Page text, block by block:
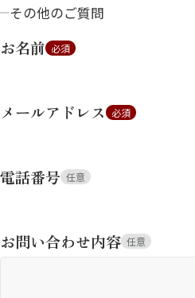
その他のご質問
お名前 必須
メールアドレス 必須
電話番号 任意
お問い合わせ内容 任意